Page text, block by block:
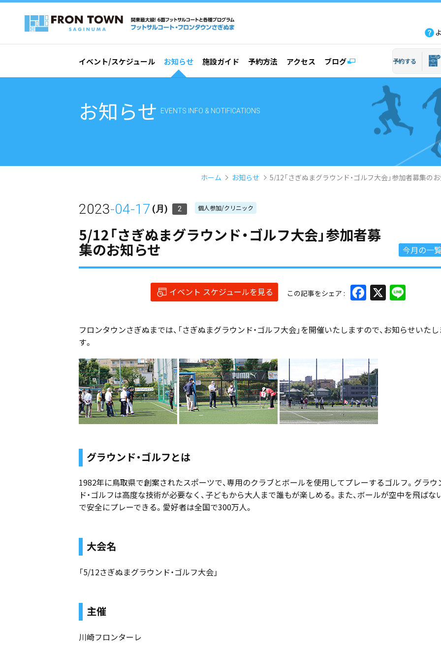
イベント/スケジュール お知らせ 施設ガイド 予約方法 アクセス ブログ 予約する
お知らせ EVENTS INFO & NOTIFICATIONS
ホーム お知らせ 5/12「さぎぬまグラウンド・ゴルフ大会」参加者募集の
2023-04-17 (月) 2 個人参加/クリニック
5/12「さぎぬまグラウンド・ゴルフ大会」参加者募
集のお知らせ 今月の一
イベント スケジュールを見る この記事をシェア Facebook
X Line
フロンタウンさぎぬまでは、「さぎぬまグラウンド・ゴルフ大会」を開催いたしますので、お知らせいた
す。
グラウンド・ゴルフとは
1982年に鳥取県で創案されたスポーツで、専用のクラブとボールを使用してプレーするゴルフ。グラウ
ド・ゴルフは高度な技術が必要なく、子どもから大人まで誰もが楽しめる。また、ボールが空中を飛ばな
で安全にプレーできる。愛好者は全国で300万人。
大会名
「5/12さぎぬまグラウンド・ゴルフ大会」
主催
川崎フロンターレ